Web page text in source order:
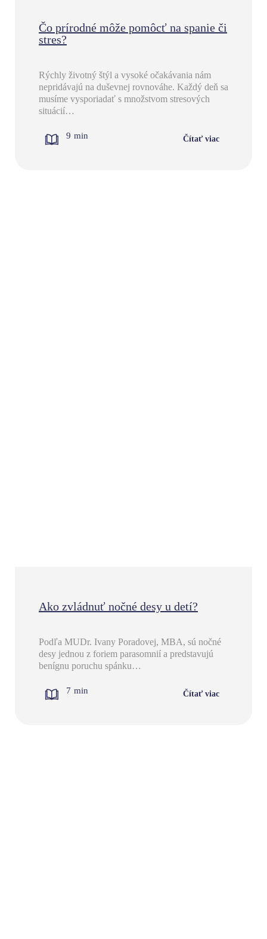
Čo prírodné môže pomôcť na spanie či
stres?
Rýchly životný štýl a vysoké očakávania nám
nepridávajú na duševnej rovnováhe. Každý deň sa
musíme vysporiadať s množstvom stresových
situácií…
9 min Čítať viac
Ako zvládnuť nočné desy u detí?
Podľa MUDr. Ivany Poradovej, MBA, sú nočné
desy jednou z foriem parasomnií a predstavujú
benígnu poruchu spánku…
7 min Čítať viac